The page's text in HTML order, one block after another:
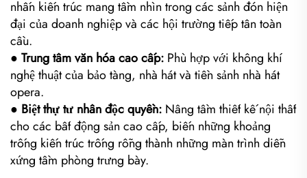
nhấn kiến trúc mang tầm nhìn trong các sảnh đón hiện
đại của doanh nghiệp và các hội trường tiếp tân toàn
cầu.
● Trung tâm văn hóa cao cấp: Phù hợp với không khí
nghệ thuật của bảo tàng, nhà hát và tiền sảnh nhà hát
opera.
● Biệt thự tư nhân độc quyền: Nâng tầm thiết kế nội thất
cho các bất động sản cao cấp, biến những khoảng
trống kiến trúc trống rỗng thành những màn trình diễn
xứng tầm phòng trưng bày.